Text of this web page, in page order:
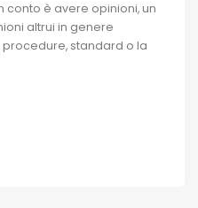
è avere opinioni, un
altrui in genere
standard o la